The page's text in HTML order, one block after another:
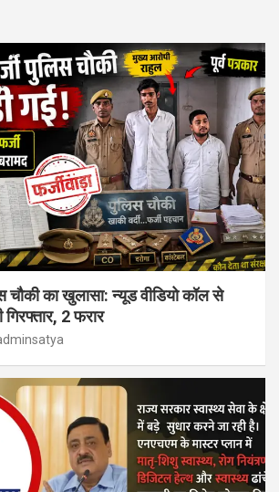
चौकी का खुलासा: न्यूड वीडियो कॉल से
2 फरार